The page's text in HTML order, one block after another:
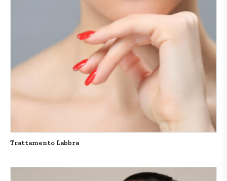
Trattamento Labbra